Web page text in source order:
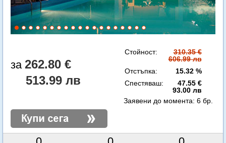
262.80 €
513.99 лв
Стойност:
310.35 €
606.99 лв
Отстъпка:
15.32 %
Спестяваш:
47.55 €
93.00 лв
Заявени до момента: 6 бр.